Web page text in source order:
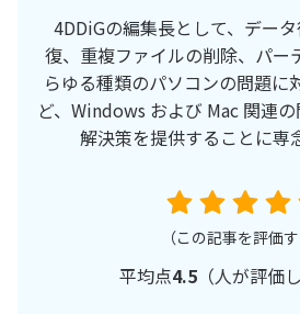
4DDiGの編集長として、デー
復、重複ファイルの削除、パー
らゆる種類のパソコンの問題に
ど、Windows および Mac 関連
解決策を提供することに専
（この記事を評価す
平均点4.5（人が評価